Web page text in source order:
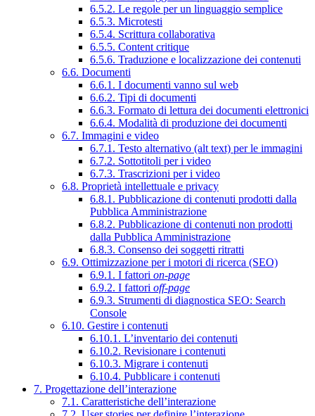
6.5.2. Le regole per un linguaggio semplice
6.5.3. Microtesti
6.5.4. Scrittura collaborativa
6.5.5. Content critique
6.5.6. Traduzione e localizzazione dei contenuti
6.6. Documenti
6.6.1. I documenti vanno sul web
6.6.2. Tipi di documenti
6.6.3. Formato di lettura dei documenti elettronici
6.6.4. Modalità di produzione dei documenti
6.7. Immagini e video
6.7.1. Testo alternativo (alt text) per le immagini
6.7.2. Sottotitoli per i video
6.7.3. Trascrizioni per i video
6.8. Proprietà intellettuale e privacy
6.8.1. Pubblicazione di contenuti prodotti dalla
Pubblica Amministrazione
6.8.2. Pubblicazione di contenuti non prodotti
dalla Pubblica Amministrazione
6.8.3. Consenso dei soggetti ritratti
6.9. Ottimizzazione per i motori di ricerca (SEO)
6.9.1. I fattori on-page
6.9.2. I fattori off-page
6.9.3. Strumenti di diagnostica SEO: Search
Console
6.10. Gestire i contenuti
6.10.1. L’inventario dei contenuti
6.10.2. Revisionare i contenuti
6.10.3. Migrare i contenuti
6.10.4. Pubblicare i contenuti
7. Progettazione dell’interazione
7.1. Caratteristiche dell’interazione